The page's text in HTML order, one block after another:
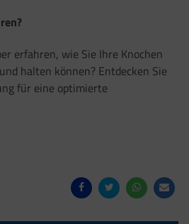
erfahren, wie Sie Ihre Knochen
halten können? Entdecken Sie
für eine optimierte